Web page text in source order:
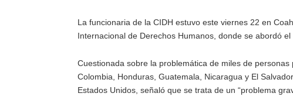
La funcionaria de la CIDH estuvo este viernes 22 en
Internacional de Derechos Humanos, donde se abordó
Cuestionada sobre la problemática de miles de
Colombia, Honduras, Guatemala, Nicaragua y El
Estados Unidos, señaló que se trata de un “problema